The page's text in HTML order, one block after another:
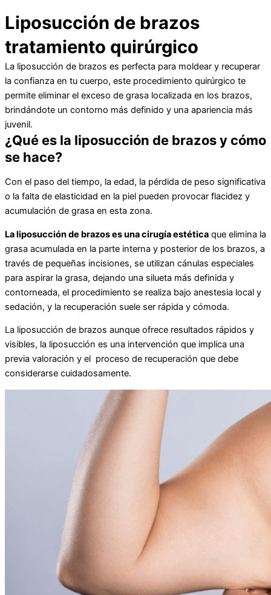
Liposucción de brazos
tratamiento quirúrgico
La liposucción de brazos es perfecta para moldear y recuperar
la confianza en tu cuerpo, este procedimiento quirúrgico te
permite eliminar el exceso de grasa localizada en los brazos,
brindándote un contorno más definido y una apariencia más
juvenil.
¿Qué es la liposucción de brazos y cómo
se hace?
Con el paso del tiempo, la edad, la pérdida de peso significativa
o la falta de elasticidad en la piel pueden provocar flacidez y
acumulación de grasa en esta zona.
La liposucción de brazos es una cirugía estética que elimina la
grasa acumulada en la parte interna y posterior de los brazos, a
través de pequeñas incisiones, se utilizan cánulas especiales
para aspirar la grasa, dejando una silueta más definida y
contorneada, el procedimiento se realiza bajo anestesia local y
sedación, y la recuperación suele ser rápida y cómoda.
La liposucción de brazos aunque ofrece resultados rápidos y
visibles, la liposucción es una intervención que implica una
previa valoración y el proceso de recuperación que debe
considerarse cuidadosamente.